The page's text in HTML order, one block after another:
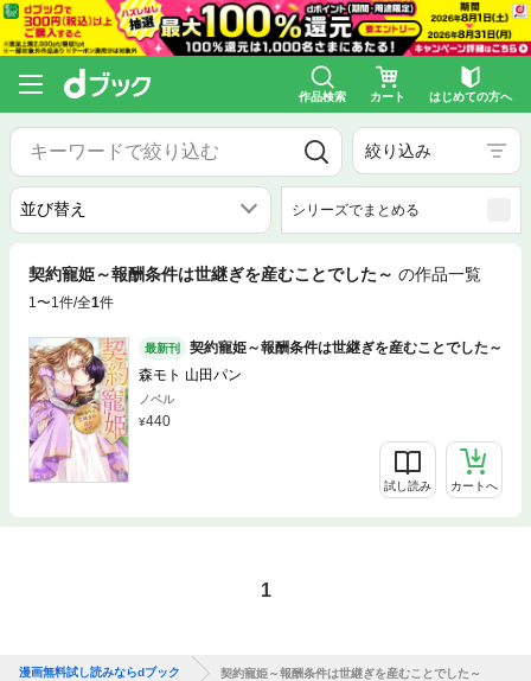
作品検索 カート はじめての方へ
絞り込み
シリーズでまとめる
契約寵姫～報酬条件は世継ぎを産むことでした～ の作品一覧
1〜1件/全1件
最新刊
契約寵姫～報酬条件は世継ぎを産むことでした～
森モト 山田パン
ノベル
440
試し読み カートへ
1
漫画無料試し読みならdブック 契約寵姫～報酬条件は世継ぎを産むことでした～